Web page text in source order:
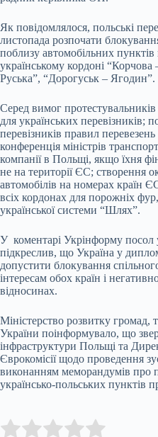
Як повідомлялося, польські
листопада розпочати
поблизу автомобільних
українському кордоні
Руська”, “Дорогуськ – Ягодин”.
Серед вимог
для українських перевізників;
перевізників правил
конференція міністрів
компанії в Польщі, якщо їхня
не на території ЄС; створення
автомобілів на номерах країн
всіх кордонах для порожніх
української системи “Шлях”.
У коментарі Укрінформу
підкреслив, що Україна у
допустити блокування
інтересам обох країн і
відносинах.
Міністерство розвитку громад,
України поінформувало, що
інфраструктури Польщі та
Єврокомісії щодо проведення
виконанням меморандумів про
українсько-польських пунктів
Rate this item: